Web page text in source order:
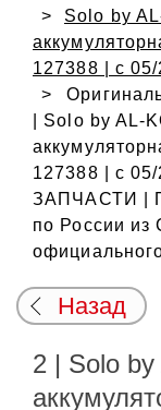
Solo by
127388 | с
| Solo by AL-
127388 | с
ЗАПЧАСТИ |
по России из
Назад
2 | Solo by